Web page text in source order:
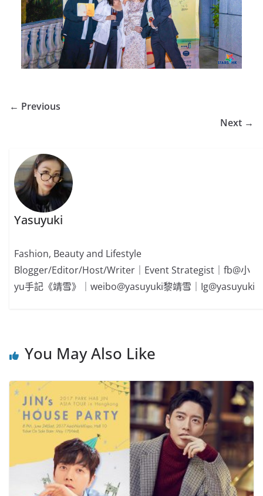
← Previous
Next →
Yasuyuki
Fashion, Beauty and Lifestyle
Blogger/Editor/Host/Writer｜Event Strategist｜fb@小
yu手記《靖雪》｜weibo@yasuyuki黎靖雪｜Ig@yasuyuki
You May Also Like